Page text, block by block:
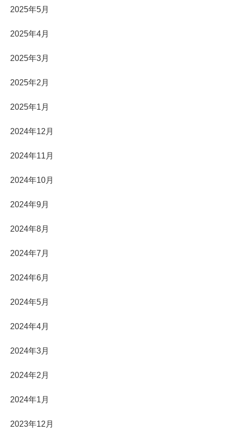
2025年5月
2025年4月
2025年3月
2025年2月
2025年1月
2024年12月
2024年11月
2024年10月
2024年9月
2024年8月
2024年7月
2024年6月
2024年5月
2024年4月
2024年3月
2024年2月
2024年1月
2023年12月